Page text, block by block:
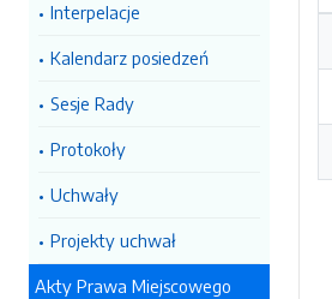
Interpelacje
Kalendarz posiedzeń
Sesje Rady
Protokoły
Uchwały
Projekty uchwał
Akty Prawa Miejscowego